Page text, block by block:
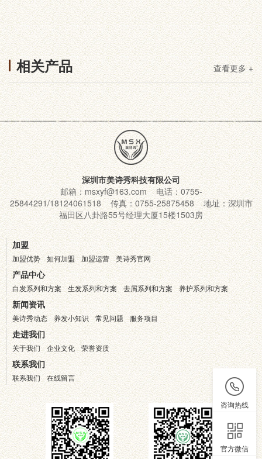
相关产品 查看更多 +
深圳市美诗秀科技有限公司
邮箱：msxyf@163.com 电话：0755-
25844291/18124061518 传真：0755-25875458 地址：深圳市
福田区八卦路55号经理大厦15楼1503房
加盟
加盟优势 如何加盟 加盟运营 美诗秀官网
产品中心
白发系列和方案 生发系列和方案 去屑系列和方案 养护系列和方案
新闻资讯
美诗秀动态 养发小知识 常见问题 服务项目
走进我们
关于我们 企业文化 荣誉资质
联系我们
联系我们 在线留言
咨询热线
官方微信